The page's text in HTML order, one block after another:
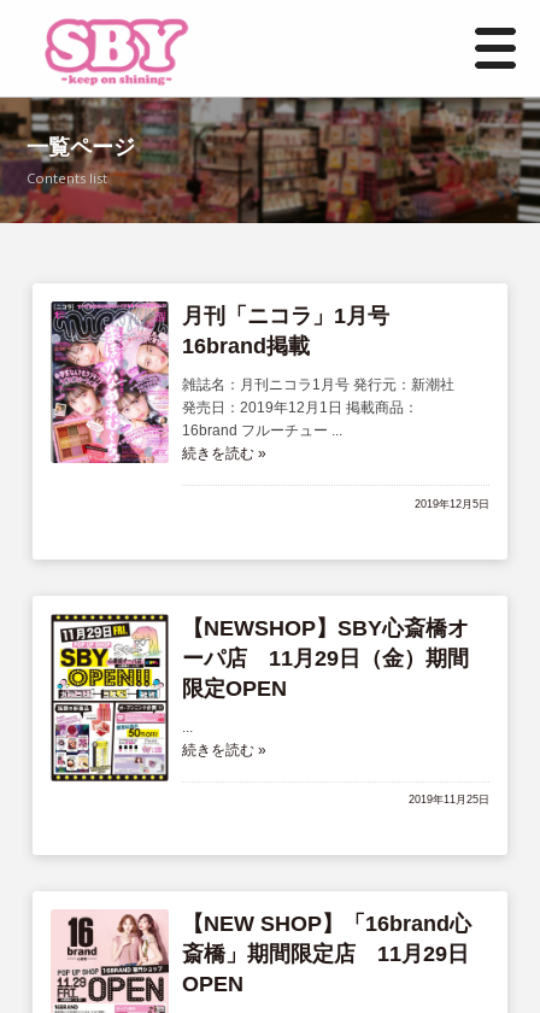
HOME
お知らせ一覧
店舗情報
よくあるご質問
募集要項
サイトマップ
English
一覧ページ
Contents list
月刊「ニコラ」1月号
16brand掲載
雑誌名：月刊ニコラ1月号 発行元：新潮社
発売日：2019年12月1日 掲載商品：
16brand フルーチュー ...
続きを読む »
2019年12月5日
【NEWSHOP】SBY心斎橋オ
ーパ店 11月29日（金）期間
限定OPEN
続きを読む »
2019年11月25日
【NEW SHOP】「16brand心
斎橋」期間限定店 11月29日
OPEN